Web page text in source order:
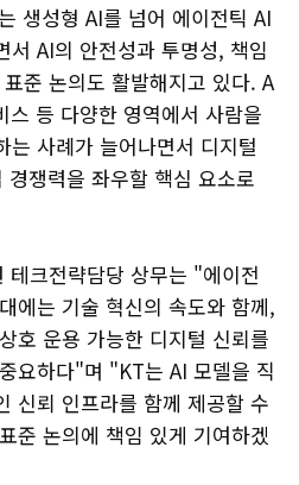
생성형 AI를 넘어 에이전틱 AI
서 AI의 안전성과 투명성, 책임
준 논의도 활발해지고 있다. A
스 등 다양한 영역에서 사람을
는 사례가 늘어나면서 디지털
쟁력을 좌우할 핵심 요소로
테크전략담당 상무는 "에이전
에는 기술 혁신의 속도와 함께,
호 운용 가능한 디지털 신뢰를
요하다"며 "KT는 AI 모델을 직
신뢰 인프라를 함께 제공할 수
준 논의에 책임 있게 기여하겠